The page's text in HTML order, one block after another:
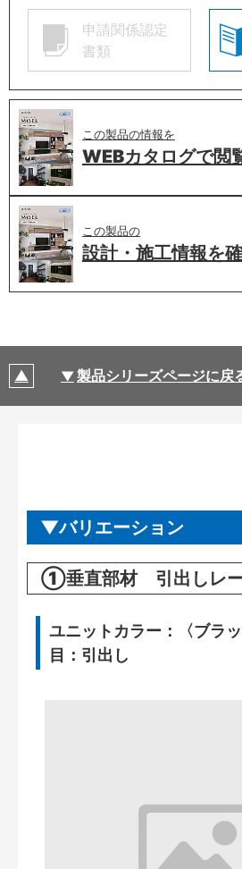
申請関係認定
書類
この製品の情報を
WEBカタログで閲
この製品の
設計・施工情報を
製品シリーズページに戻
バリエーション
①垂直部材 引出しレー
ユニットカラー：〈ブラ
目：引出し